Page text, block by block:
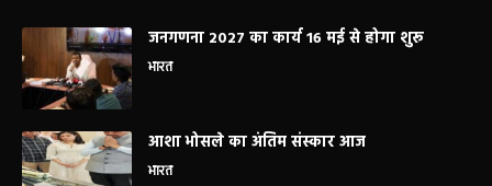
जनगणना 2027 का कार्य 16 मई से होगा शुरू
भारत
आशा भोसले का अंतिम संस्कार आज
भारत